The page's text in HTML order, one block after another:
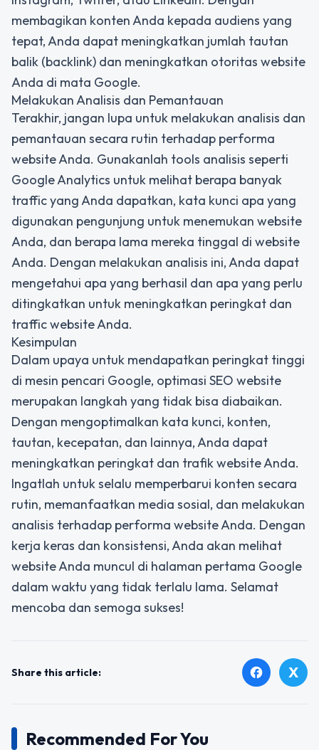
membagikan konten Anda kepada audiens yang
tepat, Anda dapat meningkatkan jumlah tautan
balik (backlink) dan meningkatkan otoritas website
Anda di mata Google.
Melakukan Analisis dan Pemantauan
Terakhir, jangan lupa untuk melakukan analisis dan
pemantauan secara rutin terhadap performa
website Anda. Gunakanlah tools analisis seperti
Google Analytics untuk melihat berapa banyak
traffic yang Anda dapatkan, kata kunci apa yang
digunakan pengunjung untuk menemukan website
Anda, dan berapa lama mereka tinggal di website
Anda. Dengan melakukan analisis ini, Anda dapat
mengetahui apa yang berhasil dan apa yang perlu
ditingkatkan untuk meningkatkan peringkat dan
traffic website Anda.
Kesimpulan
Dalam upaya untuk mendapatkan peringkat tinggi
di mesin pencari Google, optimasi SEO website
merupakan langkah yang tidak bisa diabaikan.
Dengan mengoptimalkan kata kunci, konten,
tautan, kecepatan, dan lainnya, Anda dapat
meningkatkan peringkat dan trafik website Anda.
Ingatlah untuk selalu memperbarui konten secara
rutin, memanfaatkan media sosial, dan melakukan
analisis terhadap performa website Anda. Dengan
kerja keras dan konsistensi, Anda akan melihat
website Anda muncul di halaman pertama Google
dalam waktu yang tidak terlalu lama. Selamat
mencoba dan semoga sukses!
Share this article: facebook X
Recommended For You